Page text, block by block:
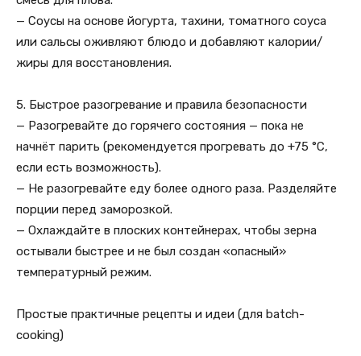
— Соусы на основе йогурта, тахини, томатного соуса
или сальсы оживляют блюдо и добавляют калории/
жиры для восстановления.
5. Быстрое разогревание и правила безопасности
— Разогревайте до горячего состояния — пока не
начнёт парить (рекомендуется прогревать до +75 °C,
если есть возможность).
— Не разогревайте еду более одного раза. Разделяйте
порции перед заморозкой.
— Охлаждайте в плоских контейнерах, чтобы зерна
остывали быстрее и не был создан «опасный»
температурный режим.
Простые практичные рецепты и идеи (для batch-
cooking)